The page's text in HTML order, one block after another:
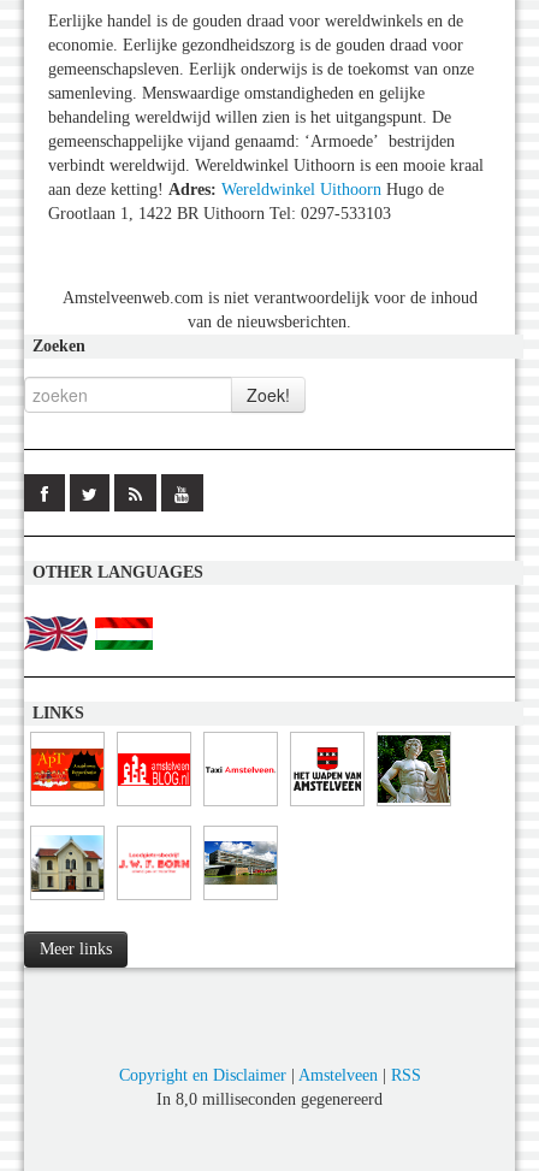
Eerlijke handel is de gouden draad voor wereldwinkels en de
economie. Eerlijke gezondheidszorg is de gouden draad voor
gemeenschapsleven. Eerlijk onderwijs is de toekomst van onze
samenleving. Menswaardige omstandigheden en gelijke
behandeling wereldwijd willen zien is het uitgangspunt. De
gemeenschappelijke vijand genaamd: ‘Armoede’ bestrijden
verbindt wereldwijd. Wereldwinkel Uithoorn is een mooie kraal
aan deze ketting! Adres: Wereldwinkel Uithoorn Hugo de
Grootlaan 1, 1422 BR Uithoorn Tel: 0297-533103
Amstelveenweb.com is niet verantwoordelijk voor de inhoud
van de nieuwsberichten.
Zoeken
OTHER LANGUAGES
LINKS
Meer links
Copyright en Disclaimer| Amstelveen | RSS
In 8,0 milliseconden gegenereerd